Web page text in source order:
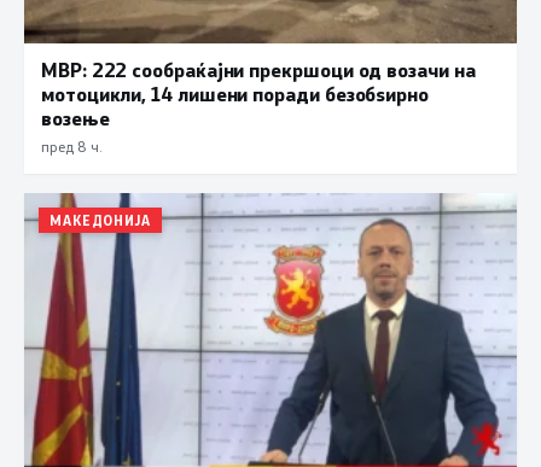
МВР: 222 сообраќајни прекршоци од возачи на
мотоцикли, 14 лишени поради безобѕирно
возење
пред 8 ч.
МАКЕДОНИЈА